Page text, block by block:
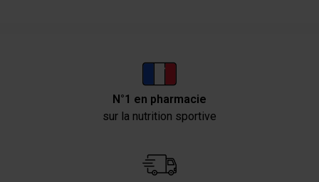
N°1 en pharmacie
sur la nutrition sportive